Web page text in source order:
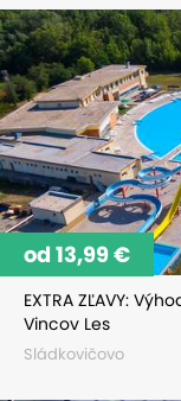
EXTRA ZĽAVY:
Vincov Les
Sládkovičovo
od 13,99 €